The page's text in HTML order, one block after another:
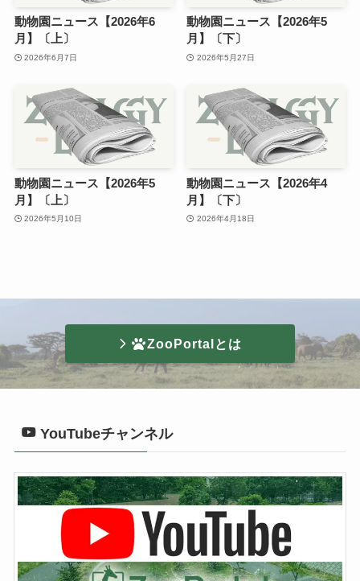
動物園ニュース【2026年6
月】〔上〕
2026年6月7日
動物園ニュース【2026年5
月】〔下〕
2026年5月27日
動物園ニュース【2026年5
月】〔上〕
2026年5月10日
動物園ニュース【2026年4
月】〔下〕
2026年4月18日
ZooPortalとは
YouTubeチャンネル